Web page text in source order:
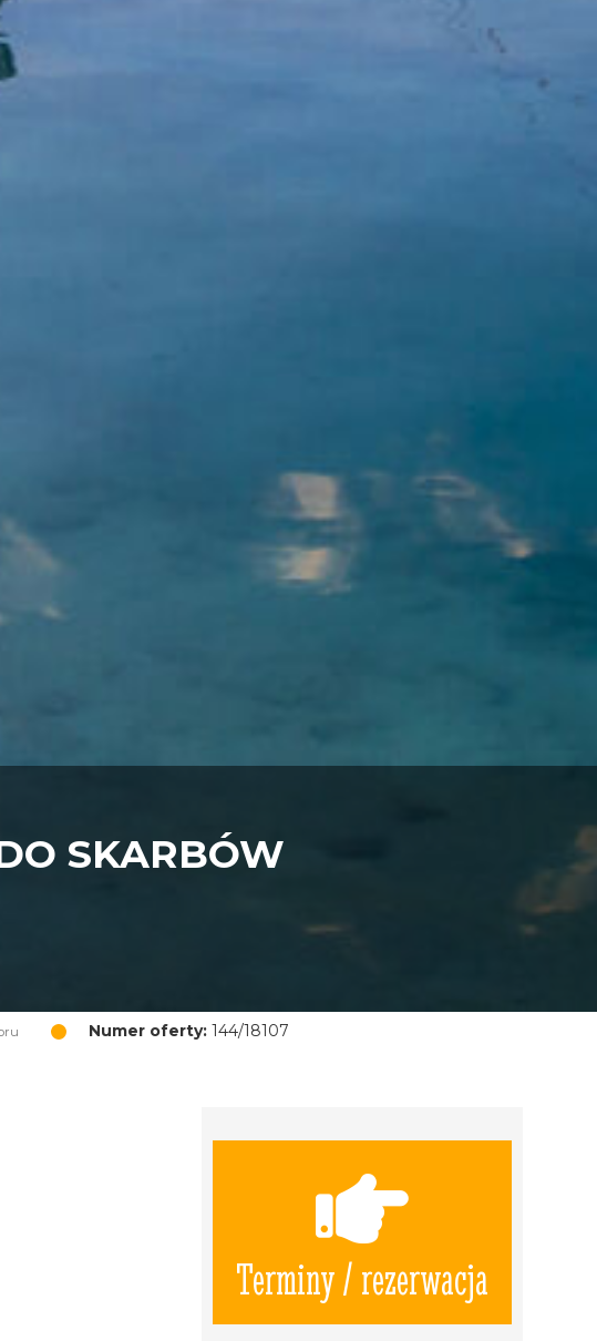
SKARBÓW
Numer oferty: 144/18107
Terminy / rezerwacja